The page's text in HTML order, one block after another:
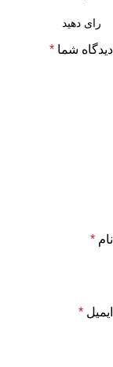
دیدگاه شما *
نام *
ایمیل *